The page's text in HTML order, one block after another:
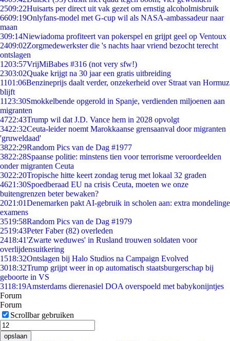
2509:22Huisarts per direct uit vak gezet om ernstig alcoholmisbruik
6609:19Onlyfans-model met G-cup wil als NASA-ambassadeur naar
maan
309:14Niewiadoma profiteert van pokerspel en grijpt geel op Ventoux
2409:02Zorgmedewerkster die 's nachts haar vriend bezocht terecht
ontslagen
1203:57VrijMiBabes #316 (not very sfw!)
2303:02Quake krijgt na 30 jaar een gratis uitbreiding
1101:06Benzineprijs daalt verder, onzekerheid over Straat van Hormuz
blijft
11 23:30Smokkelbende opgerold in Spanje, verdienden miljoenen aan
migranten
4722:43Trump wil dat J.D. Vance hem in 2028 opvolgt
3422:32Ceuta-leider noemt Marokkaanse grensaanval door migranten
'gruweldaad'
3822:29Random Pics van de Dag #1977
3822:28Spaanse politie: minstens tien voor terrorisme veroordeelden
onder migranten Ceuta
3022:20Tropische hitte keert zondag terug met lokaal 32 graden
4621:30Spoedberaad EU na crisis Ceuta, moeten we onze
buitengrenzen beter bewaken?
2021:01Denemarken pakt AI-gebruik in scholen aan: extra mondelinge
examens
3519:58Random Pics van de Dag #1979
2519:43Peter Faber (82) overleden
2418:41'Zwarte weduwes' in Rusland trouwen soldaten voor
overlijdensuitkering
1518:32Ontslagen bij Halo Studios na Campaign Evolved
3018:32Trump grijpt weer in op automatisch staatsburgerschap bij
geboorte in VS
3118:19Amsterdams dierenasiel DOA overspoeld met babykonijntjes
Forum
Forum
Scrollbar gebruiken
opslaan